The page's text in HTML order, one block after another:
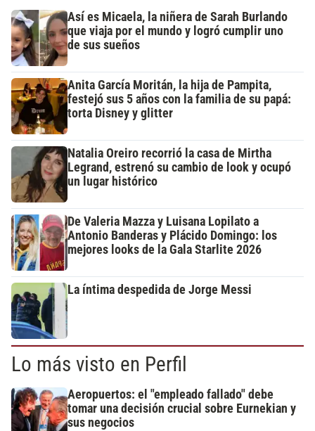
Así es Micaela, la niñera de Sarah Burlando
que viaja por el mundo y logró cumplir uno
de sus sueños
Anita García Moritán, la hija de Pampita,
festejó sus 5 años con la familia de su papá:
torta Disney y glitter
Natalia Oreiro recorrió la casa de Mirtha
Legrand, estrenó su cambio de look y ocupó
un lugar histórico
De Valeria Mazza y Luisana Lopilato a
Antonio Banderas y Plácido Domingo: los
mejores looks de la Gala Starlite 2026
La íntima despedida de Jorge Messi
Lo más visto en Perfil
Aeropuertos: el "empleado fallado" debe
tomar una decisión crucial sobre Eurnekian y
sus negocios